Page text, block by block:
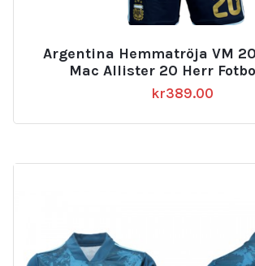
Argentina Hemmatröja VM
Mac Allister 20 Herr
kr389.00